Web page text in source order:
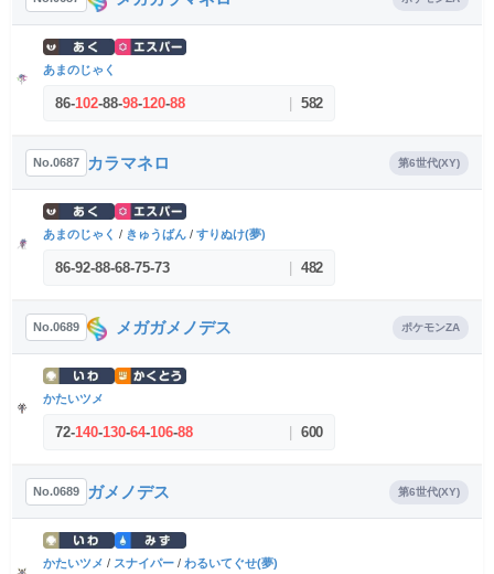
あまのじゃく
86-102-88-98-120-88 582
No.0687 カラマネロ 第6世代(XY)
あまのじゃく / きゅうばん / すりぬけ(夢)
86-92-88-68-75-73 482
No.0689 メガガメノデス ポケモンZA
かたいツメ
72-140-130-64-106-88 600
No.0689 ガメノデス 第6世代(XY)
かたいツメ / スナイパー / わるいてぐせ(夢)